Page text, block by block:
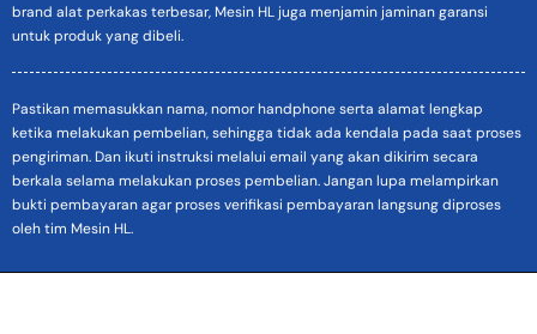
brand alat perkakas terbesar, Mesin HL juga menjamin jaminan garansi
untuk produk yang dibeli.
Pastikan memasukkan nama, nomor handphone serta alamat lengkap
ketika melakukan pembelian, sehingga tidak ada kendala pada saat proses
pengiriman. Dan ikuti instruksi melalui email yang akan dikirim secara
berkala selama melakukan proses pembelian. Jangan lupa melampirkan
bukti pembayaran agar proses verifikasi pembayaran langsung diproses
oleh tim Mesin HL.